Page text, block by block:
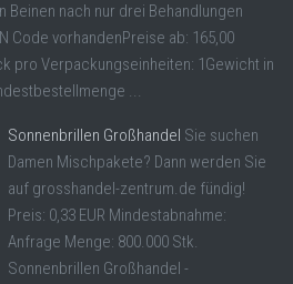
Beinen nach nur drei Behandlungen
Code vorhandenPreise ab: 165,00
pro Verpackungseinheiten: 1Gewicht in
...
Sonnenbrillen Großhandel Sie suchen
Damen Mischpakete? Dann werden Sie
auf grosshandel-zentrum.de fündig!
Preis: 0,33 EUR Mindestabnahme:
Anfrage Menge: 800.000 Stk.
Sonnenbrillen Großhandel -